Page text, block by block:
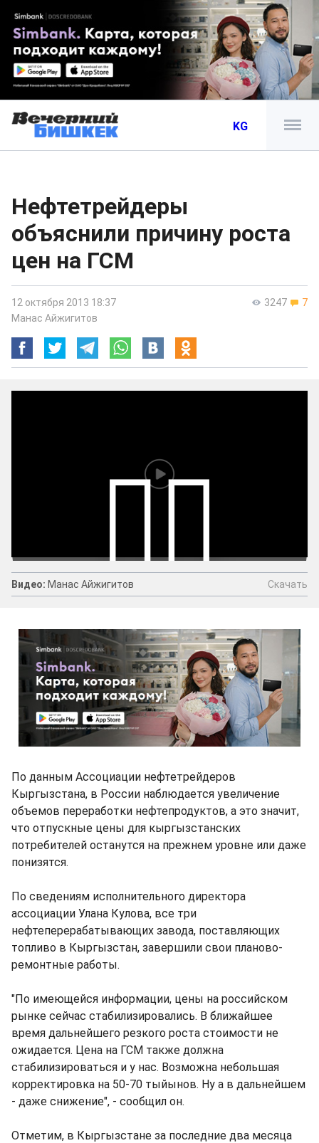
KG
Нефтетрейдеры
объяснили причину роста
цен на ГСМ
3247 7
12 октября 2013 18:37
Манас Айжигитов
Видео:
Видео: Манас Айжигитов Скачать
По данным Ассоциации нефтетрейдеров
Кыргызстана, в России наблюдается увеличение
объемов переработки нефтепродуктов, а это значит,
что отпускные цены для кыргызстанских
потребителей останутся на прежнем уровне или даже
понизятся.
По сведениям исполнительного директора
ассоциации Улана Кулова, все три
нефтеперерабатывающих завода, поставляющих
топливо в Кыргызстан, завершили свои планово-
ремонтные работы.
"По имеющейся информации, цены на российском
рынке сейчас стабилизировались. В ближайшее
время дальнейшего резкого роста стоимости не
ожидается. Цена на ГСМ также должна
стабилизироваться и у нас. Возможна небольшая
корректировка на 50-70 тыйынов. Ну а в дальнейшем
- даже снижение", - сообщил он.
Отметим, в Кыргызстане за последние два месяца